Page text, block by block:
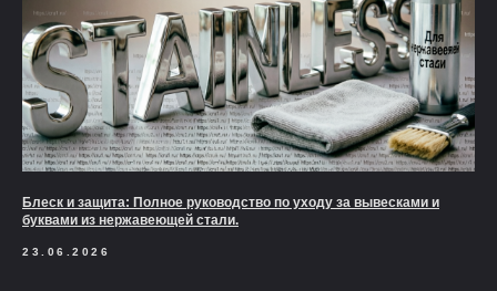
Блеск и защита: Полное руководство по уходу за вывесками и
буквами из нержавеющей стали.
23.06.2026